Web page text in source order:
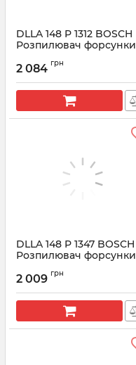
DLLA 148 P 1312 BOSCH
Розпилювач форсунки
Артикул: 0433171819
2 084 грн
DLLA 148 P 1347 BOSCH
Розпилювач форсунки
Артикул: 0433171838
2 009 грн